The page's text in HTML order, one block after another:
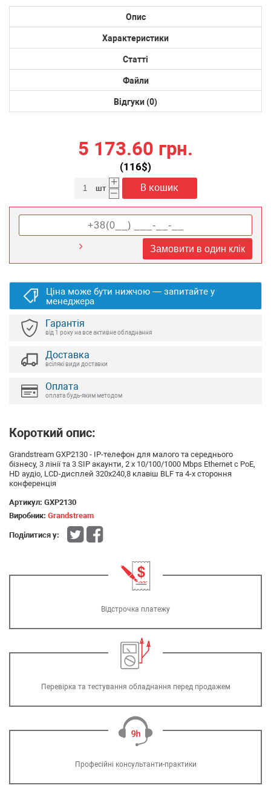
Опис
Характеристики
Статті
Файли
Відгуки (0)
5 173.60 грн.
(116$)
+
–
В кошик
шт
Замовити в один клік
Ціна може бути нижчою — запитайте у
менеджера
Гарантія
від 1 року на все активне обладнання
Доставка
всілякі види доставки
Оплата
оплата будь-яким методом
Короткий опис:
Grandstream GXP2130 - IP-телефон для малого та середнього
бізнесу, 3 лінії та 3 SIP акаунти, 2 x 10/100/1000 Mbps Ethernet c PoE,
HD аудіо, LCD-дисплей 320x240,8 клавіш BLF та 4-х стороння
конференція
Артикул: GXP2130
Виробник: Grandstream
Поділитися у:
Відстрочка платежу
Перевірка та тестування обладнання перед продажем
Професійні консультанти-практики